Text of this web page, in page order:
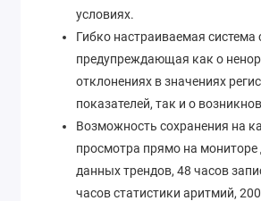
условиях.
Гибко настраиваемая система
предупреждающая как о
отклонениях в значениях
показателей, так и о
Возможность сохранения на
просмотра прямо на мониторе
данных трендов, 48 часов
часов статистики аритмий,